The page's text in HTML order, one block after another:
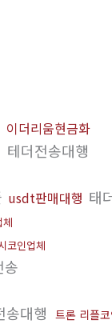
이더리움현금화
테더전송대행
usdt판매대행 태
체
코인업체
송
송대행 트론 리플